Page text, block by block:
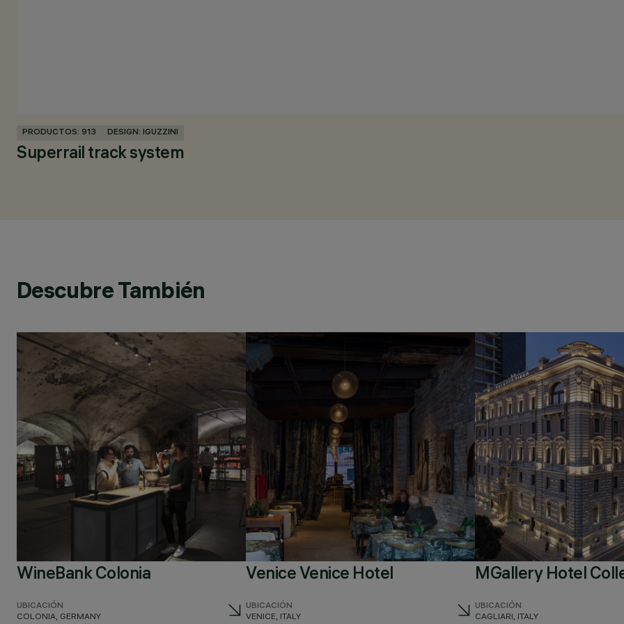
PRODUCTOS: 913 DESIGN: IGUZZINI
Superrail track system
Descubre También
WineBank Colonia
UBICACIÓN
COLONIA, GERMANY
Venice Venice Hotel
UBICACIÓN
VENICE, ITALY
MGallery Hotel
UBICACIÓN
CAGLIARI, ITALY